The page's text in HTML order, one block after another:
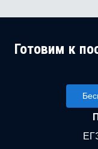
Готовим к